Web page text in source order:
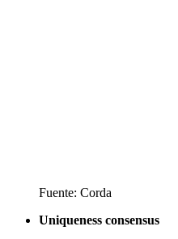
Fuente: Corda
Uniqueness consensus